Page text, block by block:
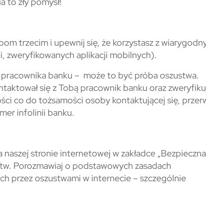
trzecim i upewnij się, że korzystasz z
zweryfikowanych aplikacji mobilnych).
banku – może to być próba oszustwa.
się z Tobą pracownik banku oraz
co do tożsamości osoby kontaktującej się,
infolinii banku.
stronie internetowej w zakładce „Bezpieczna
Porozmawiaj o podstawowych zasadach
przez oszustwami w internecie – szczególnie